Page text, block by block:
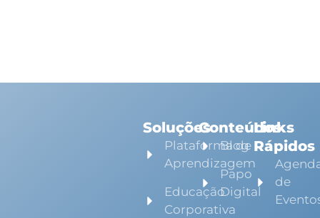
Soluções
Plataforma de
Aprendizagem
Educação
Corporativa
Conteúdos
Blog
Papo
Digital
Links
Rápidos
de